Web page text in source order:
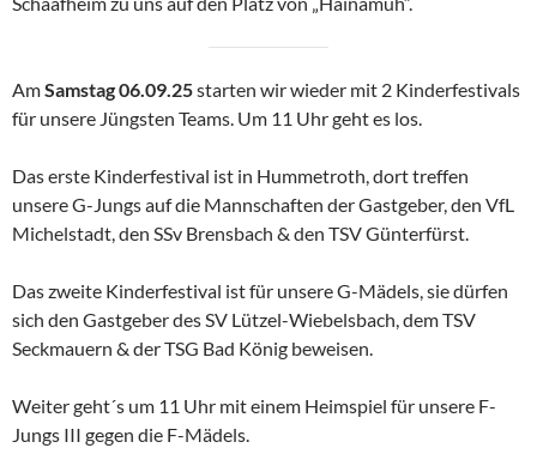
AmSamstag 06.09.25starten wir wieder mit 2 Kinderfestivals
für unsere Jüngsten Teams. Um 11 Uhr geht es los.
Das erste Kinderfestival ist in Hummetroth, dort treffen
unsere G-Jungs auf die Mannschaften der Gastgeber, den VfL
Michelstadt, den SSv Brensbach & den TSV Günterfürst.
Das zweite Kinderfestival ist für unsere G-Mädels, sie dürfen
sich den Gastgeber des SV Lützel-Wiebelsbach, dem TSV
Seckmauern & der TSG Bad König beweisen.
Weiter geht´s um 11 Uhr mit einem Heimspiel für unsere F-
Jungs III gegen die F-Mädels.